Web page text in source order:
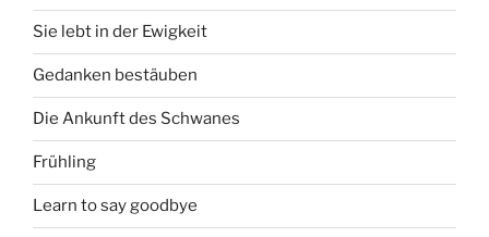
Sie lebt in der Ewigkeit
Gedanken bestäuben
Die Ankunft des Schwanes
Frühling
Learn to say goodbye